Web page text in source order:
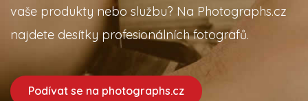
vaše produkty nebo službu? Na Photographs.cz
najdete desítky profesionálních fotografů.
Podívat se na photographs.cz